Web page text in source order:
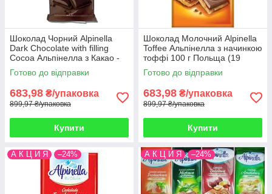
Шоколад Чорний Alpinella
Dark Chocolate with filling
Cocoa Альпінелла з Какао -
Начинкою 100 г Польща (19
шт/1 уп)
Готово до відправки
683,98 ₴/упаковка
899,97 ₴/упаковка
Купити
Шоколад Молочний Alpinella
Toffee Альпінелла з начинкою
тоффі 100 г Польща (19
шт./1уп)
Готово до відправки
683,98 ₴/упаковка
899,97 ₴/упаковка
Купити
А К Ц И Я –24% А К Ц И Я –24%